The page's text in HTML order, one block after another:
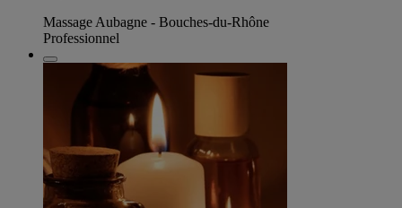
Massage Aubagne - Bouches-du-Rhône
Professionnel